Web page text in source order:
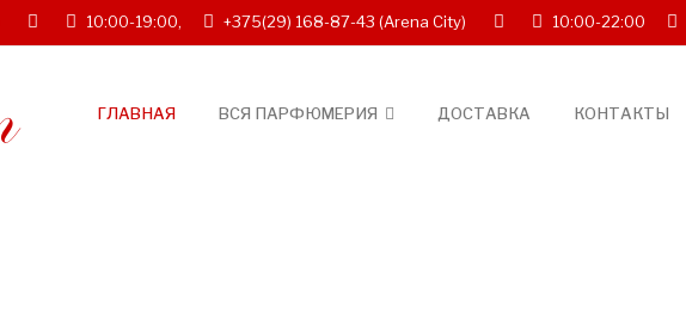
10:00-19:00, +375(29) 168-87-43 (Arena City) 10:00-22:00
ГЛАВНАЯ ВСЯ ПАРФЮМЕРИЯ ДОСТАВКА КОНТАКТЫ